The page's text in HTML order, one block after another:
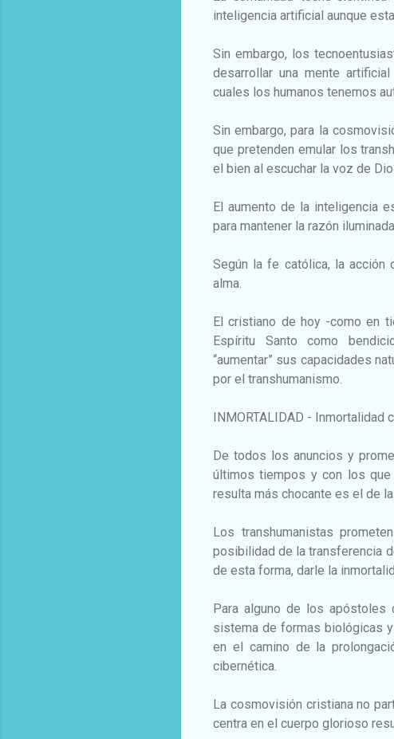
inteligencia artificial aunque
Sin embargo, los
desarrollar una mente
cuales los humanos tenemos
Sin embargo, para la
que pretenden emular los
el bien al escuchar la voz de
El aumento de la inteligencia
para mantener la razón
Según la fe católica, la acción
alma.
El cristiano de hoy -como en
Espíritu Santo como
“aumentar” sus capacidades
por el transhumanismo.
INMORTALIDAD - Inmortalidad
De todos los anuncios y
últimos tiempos y con los
resulta más chocante es el de
Los transhumanistas
posibilidad de la transferencia
de esta forma, darle la
Para alguno de los apóstoles
sistema de formas biológicas
en el camino de la
cibernética.
La cosmovisión cristiana no
centra en el cuerpo glorioso